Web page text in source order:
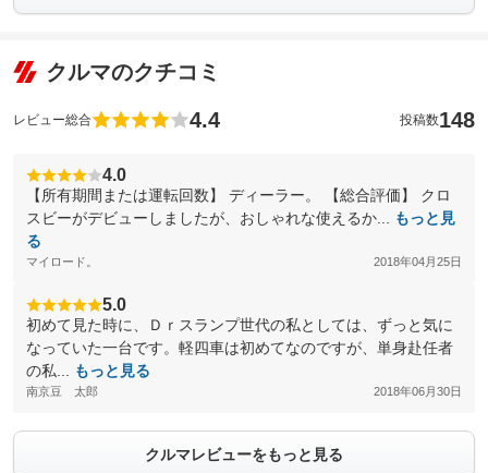
クルマのクチコミ
レビュー総合 4.4 投稿数148
4.0
【所有期間または運転回数】 ディーラー。 【総合評価】 クロ
スビーがデビューしましたが、おしゃれな使えるか...
もっと見
る
マイロード。 2018年04月25日
5.0
初めて見た時に、Ｄｒスランプ世代の私としては、ずっと気に
なっていた一台です。軽四車は初めてなのですが、単身赴任者
の私...
もっと見る
南京豆 太郎 2018年06月30日
クルマレビューをもっと見る